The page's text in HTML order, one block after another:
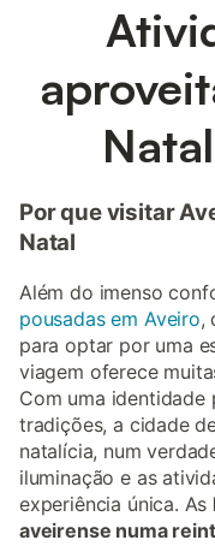
Por que visitar
Natal
Além do imenso
pousadas em Aveiro,
para optar por uma
viagem oferece
Com uma identidade
tradições, a cidade
natalícia, num
iluminação e as
experiência única. As
aveirense numa